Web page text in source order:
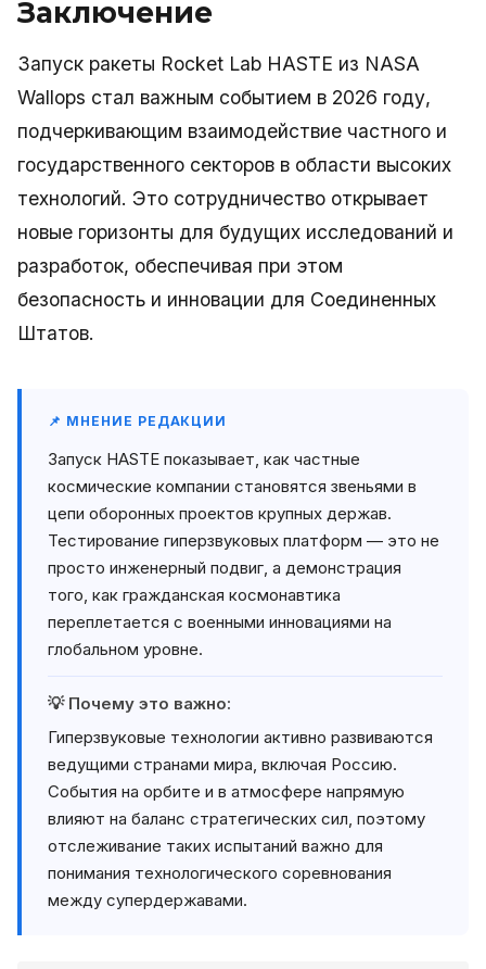
Заключение
Запуск ракеты Rocket Lab HASTE из NASA
Wallops стал важным событием в 2026 году,
подчеркивающим взаимодействие частного и
государственного секторов в области высоких
технологий. Это сотрудничество открывает
новые горизонты для будущих исследований и
разработок, обеспечивая при этом
безопасность и инновации для Соединенных
Штатов.
📌 МНЕНИЕ РЕДАКЦИИ
Запуск HASTE показывает, как частные
космические компании становятся звеньями в
цепи оборонных проектов крупных держав.
Тестирование гиперзвуковых платформ — это не
просто инженерный подвиг, а демонстрация
того, как гражданская космонавтика
переплетается с военными инновациями на
глобальном уровне.
💡 Почему это важно:
Гиперзвуковые технологии активно развиваются
ведущими странами мира, включая Россию.
События на орбите и в атмосфере напрямую
влияют на баланс стратегических сил, поэтому
отслеживание таких испытаний важно для
понимания технологического соревнования
между супердержавами.